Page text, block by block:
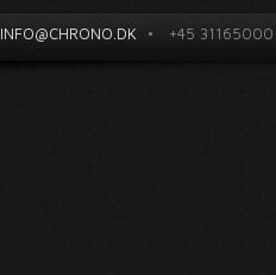
INFO@CHRONO.DK • +45 31165000